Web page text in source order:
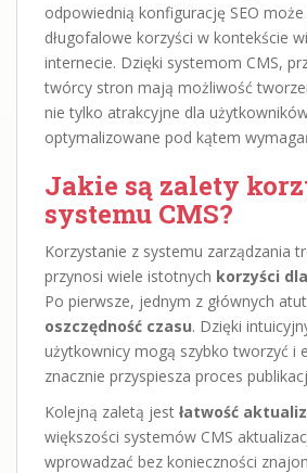
odpowiednią konfigurację SEO może
długofalowe korzyści w kontekście
internecie. Dzięki systemom CMS,
twórcy stron mają możliwość
nie tylko atrakcyjne dla
optymalizowane pod kątem
Jakie są zalety
systemu CMS?
Korzystanie z systemu zarządzania
przynosi wiele istotnych korzyści
Po pierwsze, jednym z głównych
oszczędność czasu. Dzięki
użytkownicy mogą szybko tworzyć i
znacznie przyspiesza proces
Kolejną zaletą jest łatwość
większości systemów CMS
wprowadzać bez konieczności